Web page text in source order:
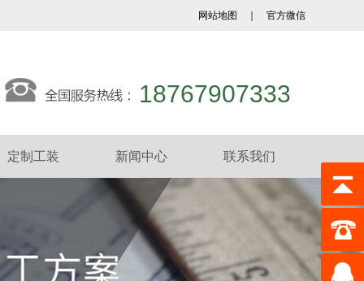
网站地图 官方微信
18767907333
定制工装 新闻中心 联系我们